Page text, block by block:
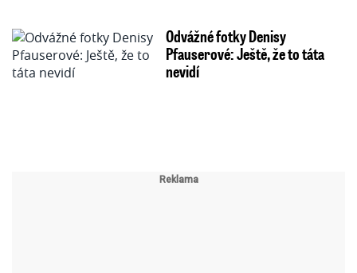
Odvážné fotky Denisy
Pfauserové: Ještě, že to táta
nevidí